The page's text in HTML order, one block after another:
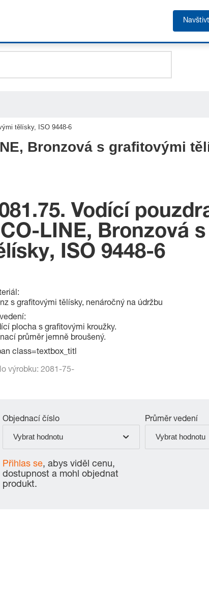
tělísky, ISO 9448-6
Bronzová s grafitovými
Vodící
LINE, Bronzová
ISO 9448-6
s grafitovými tělísky, nenáročný na údržbu
plocha s grafitovými kroužky.
průměr jemně broušený.
class=textbox_titl
výrobku:2081-75-
Objednací číslo
Vybrat hodnotu
Průměr vedení
Vybrat hodnotu
Přihlas se, abys viděl cenu,
dostupnost a mohl objednat
produkt.